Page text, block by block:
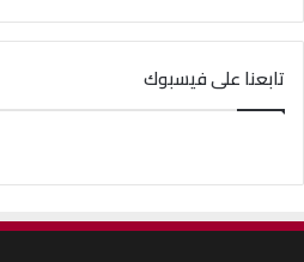
تابعنا على فيسبوك